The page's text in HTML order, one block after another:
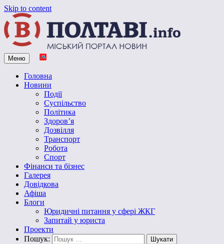
Skip to content
Vpoltave.info
Полтавський портал новин
Меню
Головна
Новини
Події
Суспільство
Політика
Здоров’я
Дозвілля
Транспорт
Робота
Спорт
Фінанси та бізнес
Галерея
Довідкова
Афіша
Блоги
Юридичні питання у сфері ЖКГ
Запитай у юриста
Проекти
Пошук: